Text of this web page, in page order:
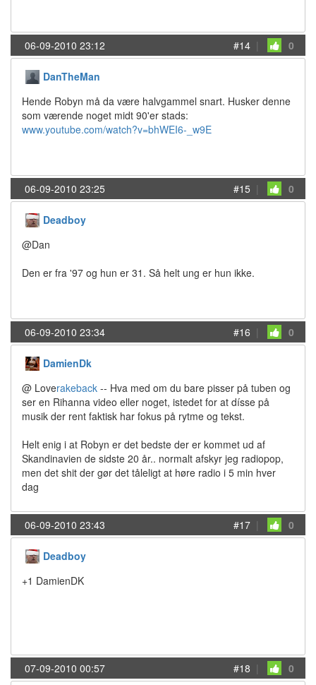
06-09-2010 23:12 #14 | 0
DanTheMan
Hende Robyn må da være halvgammel snart. Husker denne
som værende noget midt 90'er stads:
www.youtube.com/watch?v=bhWEI6-_w9E
06-09-2010 23:25 #15 | 0
Deadboy
@Dan
Den er fra '97 og hun er 31. Så helt ung er hun ikke.
06-09-2010 23:34 #16 | 0
DamienDk
@ Loverakeback -- Hva med om du bare pisser på tuben og
ser en Rihanna video eller noget, istedet for at dísse på
musik der rent faktisk har fokus på rytme og tekst.
Helt enig i at Robyn er det bedste der er kommet ud af
Skandinavien de sidste 20 år.. normalt afskyr jeg radiopop,
men det shit der gør det tåleligt at høre radio i 5 min hver
dag
06-09-2010 23:43 #17 | 0
Deadboy
+1 DamienDK
07-09-2010 00:57 #18 | 0